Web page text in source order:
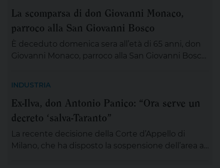
La scomparsa di don Giovanni Monaco,
parroco alla San Giovanni Bosco
È deceduto domenica sera all’età di 65 anni, don
Giovanni Monaco, parroco alla San Giovanni Bosco.
preghiera e rendergli un ultimo saluto. Alle ore 20
ci si ritroverà come Comunità educativa pastorale
INDUSTRIA
Ex-Ilva, don Antonio Panico: “Ora serve un
decreto ‘salva-Taranto”
La recente decisione della Corte d’Appello di
Milano, che ha disposto la sospensione dell’area a